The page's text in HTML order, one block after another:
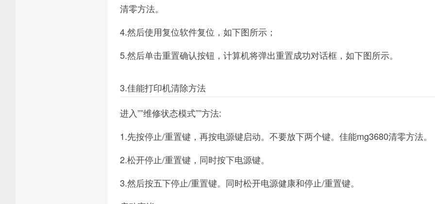
清零方法。
4.然后使用复位软件复位，如下图所示；
5.然后单击重置确认按钮，计算机将弹出重置成功对话框，如下图所示。
3.佳能打印机清除方法
进入””维修状态模式””方法:
1.先按停止/重置键，再按电源键启动。不要放下两个键。佳能mg3680清零方法。
2.松开停止/重置键，同时按下电源键。
3.然后按五下停止/重置键。同时松开电源健康和停止/重置键。